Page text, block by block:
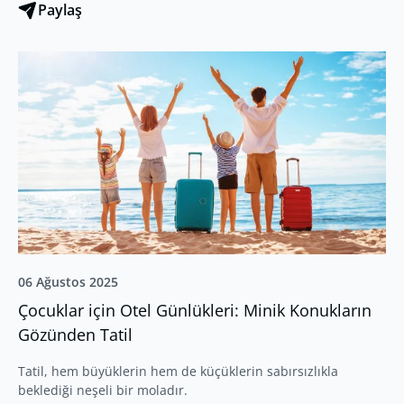
Paylaş
06 Ağustos 2025
Çocuklar için Otel Günlükleri: Minik Konukların
Gözünden Tatil
Tatil, hem büyüklerin hem de küçüklerin sabırsızlıkla
beklediği neşeli bir moladır.